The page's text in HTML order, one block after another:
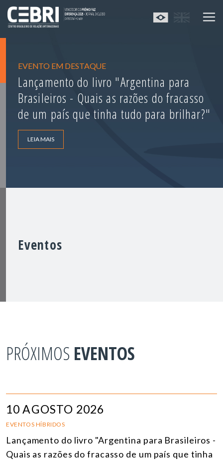
EVENTO EM DESTAQUE
Lançamento do livro "Argentina para
Brasileiros - Quais as razões do fracasso
de um país que tinha tudo para brilhar?"
LEIA MAIS
Eventos
PRÓXIMOS EVENTOS
10 AGOSTO 2026
EVENTOS HÍBRIDOS
Lançamento do livro "Argentina para Brasileiros -
Quais as razões do fracasso de um país que tinha